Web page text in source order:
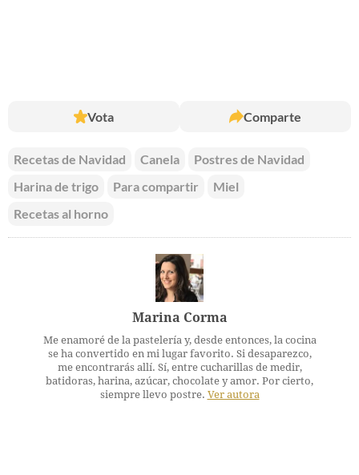
Vota Comparte
Recetas de Navidad Canela
Postres de Navidad
Harina de trigo
Para compartir
Miel
Recetas al horno
Marina Corma
Me enamoré de la pastelería y, desde entonces, la cocina
se ha convertido en mi lugar favorito. Si desaparezco,
me encontrarás allí. Sí, entre cucharillas de medir,
batidoras, harina, azúcar, chocolate y amor. Por cierto,
siempre llevo postre. Ver autora